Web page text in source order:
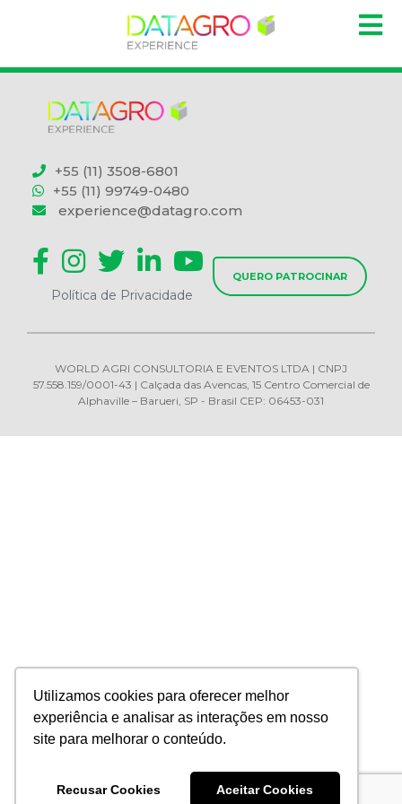
Utilizamos cookies para oferecer melhor
experiência e analisar as interações em nosso
site para melhorar o conteúdo.
Recusar Cookies Aceitar Cookies
+55 (11) 3508-6801
+55 (11) 99749-0480
experience@datagro.com
Política de Privacidade
QUERO PATROCINAR
WORLD AGRI CONSULTORIA E EVENTOS LTDA | CNPJ
57.558.159/0001-43 | Calçada das Avencas, 15 Centro Comercial de
Alphaville – Barueri, SP - Brasil CEP: 06453-031